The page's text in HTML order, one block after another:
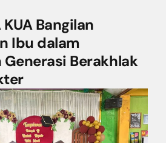
KUA Bangilan
Ibu dalam
Berakhlak